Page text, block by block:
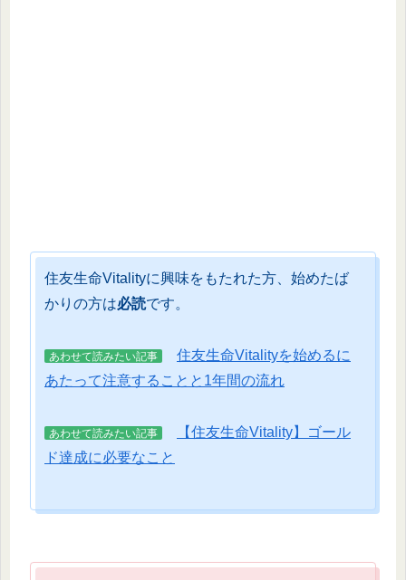
住友生命Vitalityに興味をもたれた方、始めたば
かりの方は必読です。
あわせて読みたい記事
住友生命Vitalityを始めるに
あたって注意することと1年間の流れ
あわせて読みたい記事
【住友生命Vitality】ゴール
ド達成に必要なこと